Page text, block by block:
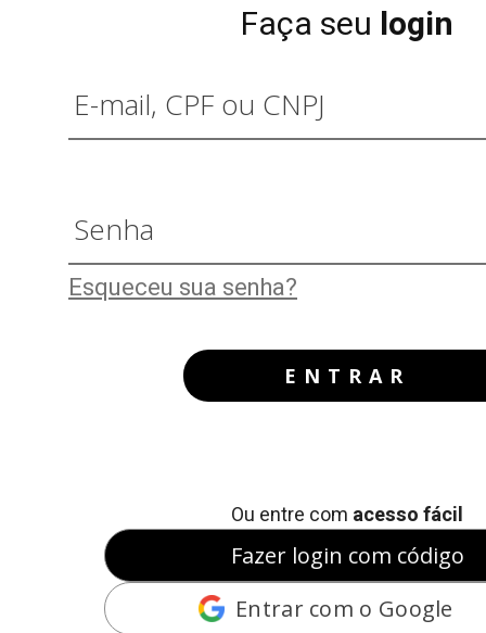
Faça seu login
Esqueceu sua senha?
ENTRAR
Ou entre com acesso fácil
Fazer login com código
Entrar com o Google